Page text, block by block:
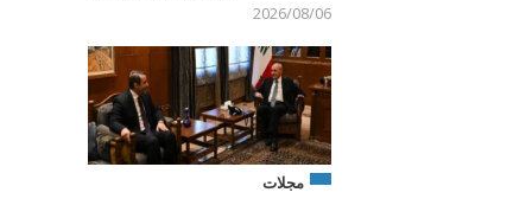
2026/08/06
مجلات